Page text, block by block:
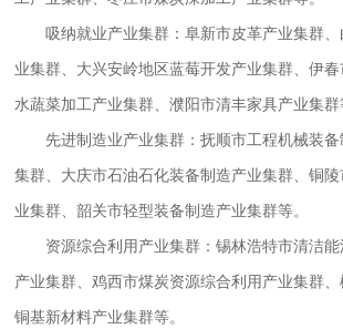
吸纳就业产业集群：阜新市皮革产业集群、
业集群、大兴安岭地区蓝莓开发产业集群、伊
水蔬菜加工产业集群、濮阳市清丰家具产业集群
先进制造业产业集群：抚顺市工程机械装备
集群、大庆市石油石化装备制造产业集群、铜
业集群、韶关市轻型装备制造产业集群等。
资源综合利用产业集群：锡林浩特市清洁能
产业集群、鸡西市煤炭资源综合利用产业集群
铜基新材料产业集群等。